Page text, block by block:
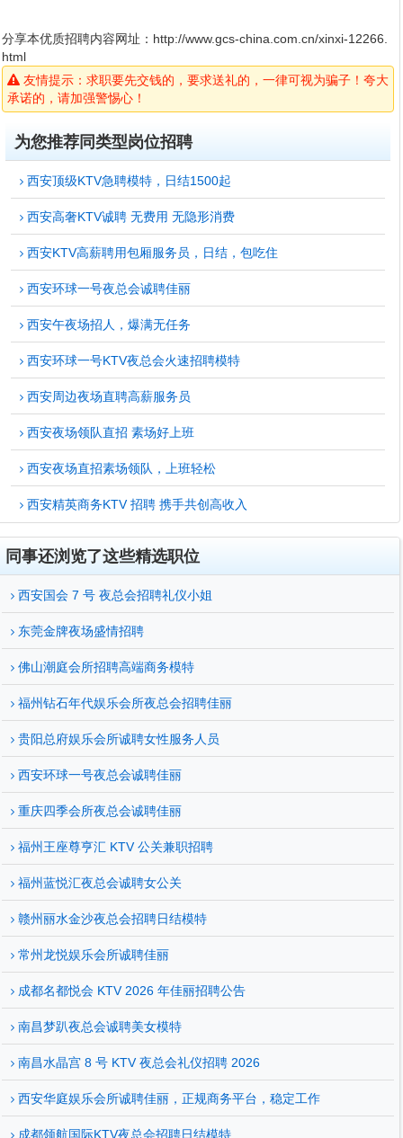
分享本优质招聘内容网址： http://www.gcs-china.com.cn/xinxi-12266.
html
友情提示：求职要先交钱的，要求送礼的，一律可视为骗子！夸大
承诺的，请加强警惕心！
为您推荐同类型岗位招聘
西安顶级KTV急聘模特，日结1500起
西安高奢KTV诚聘 无费用 无隐形消费
西安KTV高薪聘用包厢服务员，日结，包吃住
西安环球一号夜总会诚聘佳丽
西安午夜场招人，爆满无任务
西安环球一号KTV夜总会火速招聘模特
西安周边夜场直聘高薪服务员
西安夜场领队直招 素场好上班
西安夜场直招素场领队，上班轻松
西安精英商务KTV 招聘 携手共创高收入
同事还浏览了这些精选职位
西安国会 7 号 夜总会招聘礼仪小姐
东莞金牌夜场盛情招聘
佛山潮庭会所招聘高端商务模特
福州钻石年代娱乐会所夜总会招聘佳丽
贵阳总府娱乐会所诚聘女性服务人员
西安环球一号夜总会诚聘佳丽
重庆四季会所夜总会诚聘佳丽
福州王座尊亨汇 KTV 公关兼职招聘
福州蓝悦汇夜总会诚聘女公关
赣州丽水金沙夜总会招聘日结模特
常州龙悦娱乐会所诚聘佳丽
成都名都悦会 KTV 2026 年佳丽招聘公告
南昌梦趴夜总会诚聘美女模特
南昌水晶宫 8 号 KTV 夜总会礼仪招聘 2026
西安华庭娱乐会所诚聘佳丽，正规商务平台，稳定工作
成都领航国际KTV夜总会招聘日结模特